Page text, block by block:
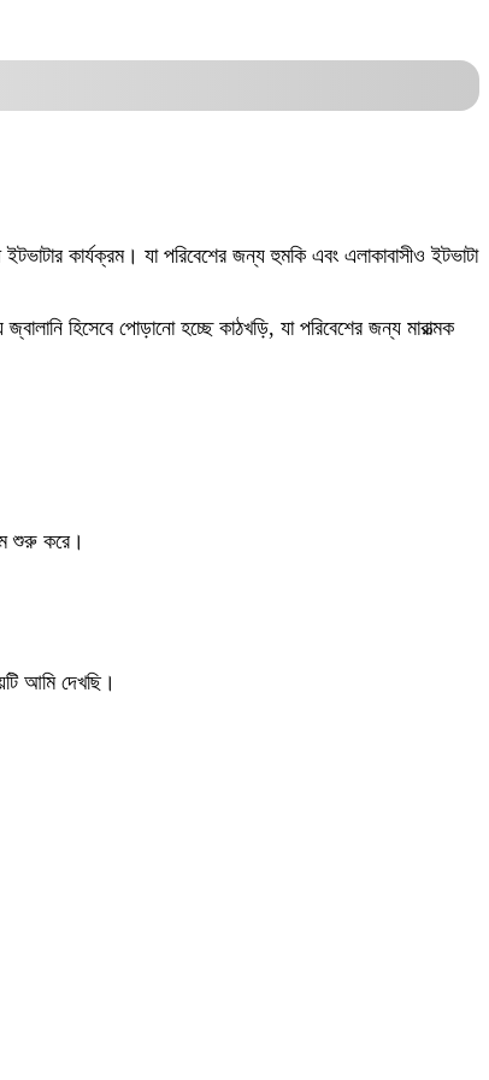
কার্যক্রম। যা পরিবেশের জন্য হুমকি এবং এলাকাবাসীও ইটভাটা
হিসেবে পোড়ানো হচ্ছে কাঠখড়ি, যা পরিবেশের জন্য মারাত্মক
শুরু করে।
আমি দেখছি।